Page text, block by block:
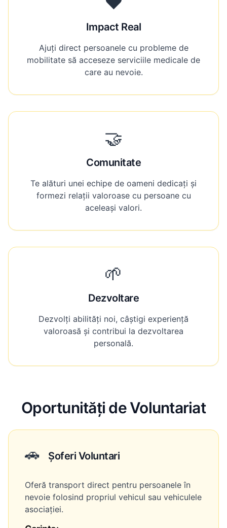
Impact Real
Ajuți direct persoanele cu probleme de
mobilitate să acceseze serviciile medicale de
care au nevoie.
🤝
Comunitate
Te alături unei echipe de oameni dedicați și
formezi relații valoroase cu persoane cu
aceleași valori.
🌱
Dezvoltare
Dezvolți abilități noi, câștigi experiență
valoroasă și contribui la dezvoltarea
personală.
Oportunități de Voluntariat
🚗 Șoferi Voluntari
Oferă transport direct pentru persoanele în
nevoie folosind propriul vehicul sau vehiculele
asociației.